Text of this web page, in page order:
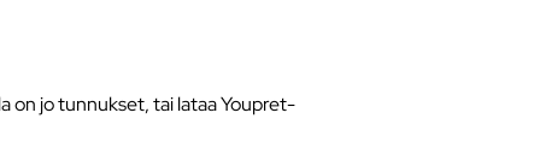
on jo tunnukset, tai lataa Youpret-